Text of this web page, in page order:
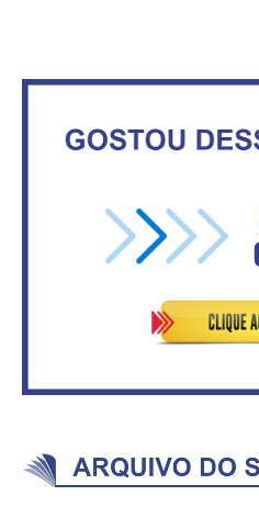
Circulação de ar no túnel será
ASVECOM: Renúncia Ana Neves